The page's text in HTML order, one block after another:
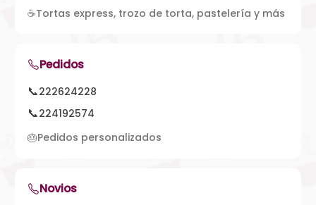
☕Tortas express, trozo de torta, pastelería y más
Pedidos
📞222624228
📞224192574
🎂Pedidos personalizados
Novios